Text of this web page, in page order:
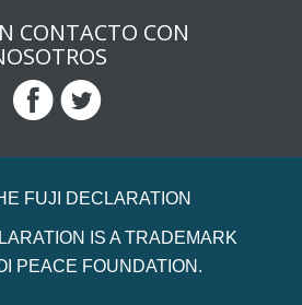
CONTACTO CON
FUJI DECLARATION
IS A TRADEMARK
PEACE FOUNDATION.